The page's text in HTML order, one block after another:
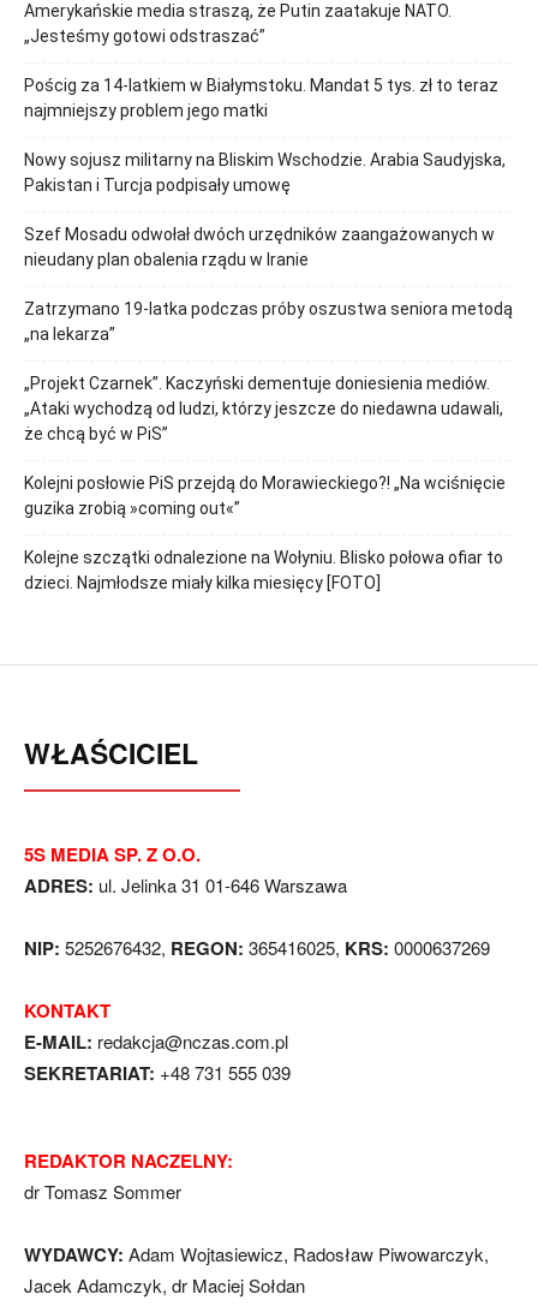
Amerykańskie media straszą, że Putin zaatakuje NATO.
„Jesteśmy gotowi odstraszać”
Pościg za 14-latkiem w Białymstoku. Mandat 5 tys. zł to teraz
najmniejszy problem jego matki
Nowy sojusz militarny na Bliskim Wschodzie. Arabia Saudyjska,
Pakistan i Turcja podpisały umowę
Szef Mosadu odwołał dwóch urzędników zaangażowanych w
nieudany plan obalenia rządu w Iranie
Zatrzymano 19-latka podczas próby oszustwa seniora metodą
„na lekarza”
„Projekt Czarnek”. Kaczyński dementuje doniesienia mediów.
„Ataki wychodzą od ludzi, którzy jeszcze do niedawna udawali,
że chcą być w PiS”
Kolejni posłowie PiS przejdą do Morawieckiego?! „Na wciśnięcie
guzika zrobią »coming out«”
Kolejne szczątki odnalezione na Wołyniu. Blisko połowa ofiar to
dzieci. Najmłodsze miały kilka miesięcy [FOTO]
WŁAŚCICIEL
5S MEDIA SP. Z O.O.
ADRES: ul. Jelinka 31 01-646 Warszawa
NIP: 5252676432, REGON: 365416025, KRS: 0000637269
KONTAKT
E-MAIL: redakcja@nczas.com.pl
SEKRETARIAT: +48 731 555 039
REDAKTOR NACZELNY:
dr Tomasz Sommer
WYDAWCY: Adam Wojtasiewicz, Radosław Piwowarczyk,
Jacek Adamczyk, dr Maciej Sołdan